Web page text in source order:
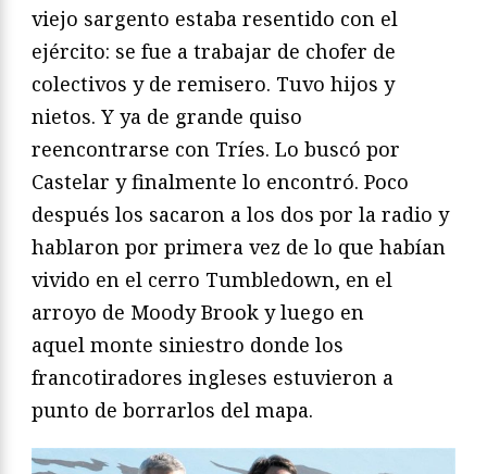
viejo sargento estaba resentido con el
ejército: se fue a trabajar de chofer de
colectivos y de remisero. Tuvo hijos y
nietos. Y ya de grande quiso
reencontrarse con Tríes. Lo buscó por
Castelar y finalmente lo encontró. Poco
después los sacaron a los dos por la radio y
hablaron por primera vez de lo que habían
vivido en el cerro Tumbledown, en el
arroyo de Moody Brook y luego en
aquel monte siniestro donde los
francotiradores ingleses estuvieron a
punto de borrarlos del mapa.